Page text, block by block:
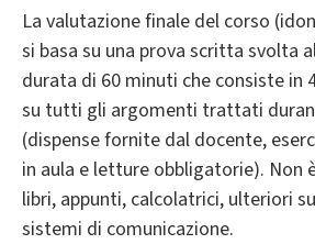
La valutazione finale del corso
si basa su una prova scritta svolta
durata di 60 minuti che consiste in
su tutti gli argomenti trattati
(dispense fornite dal docente,
in aula e letture obbligatorie). Non
libri, appunti, calcolatrici, ulteriori
sistemi di comunicazione.